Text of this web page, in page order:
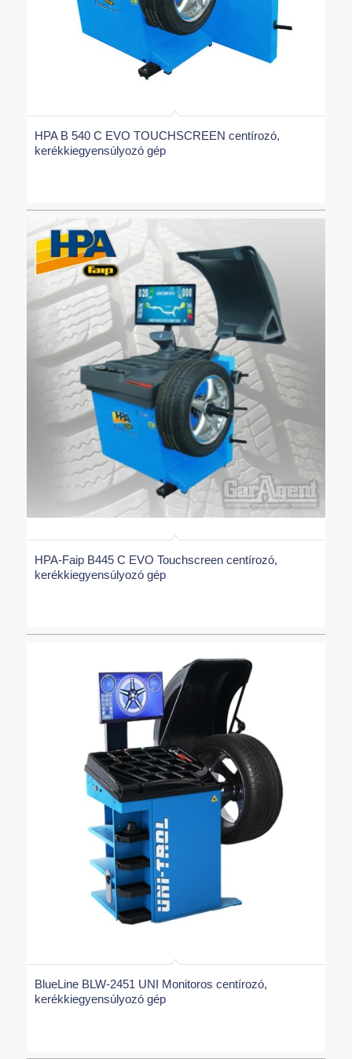
HPA B 540 C EVO TOUCHSCREEN centírozó,
kerékkiegyensúlyozó gép
HPA-Faip B445 C EVO Touchscreen centírozó,
kerékkiegyensúlyozó gép
BlueLine BLW-2451 UNI Monitoros centírozó,
kerékkiegyensúlyozó gép